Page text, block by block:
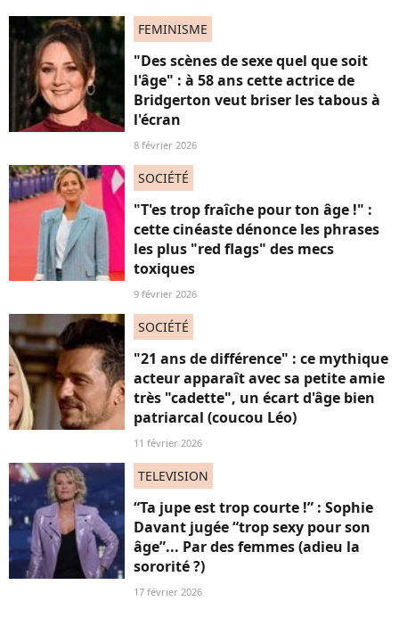
FEMINISME
"Des scènes de sexe quel que soit
l'âge" : à 58 ans cette actrice de
Bridgerton veut briser les tabous à
l'écran
8 février 2026
SOCIÉTÉ
"T'es trop fraîche pour ton âge !" :
cette cinéaste dénonce les phrases
les plus "red flags" des mecs
toxiques
9 février 2026
SOCIÉTÉ
"21 ans de différence" : ce mythique
acteur apparaît avec sa petite amie
très "cadette", un écart d'âge bien
patriarcal (coucou Léo)
11 février 2026
TELEVISION
“Ta jupe est trop courte !” : Sophie
Davant jugée “trop sexy pour son
âge”... Par des femmes (adieu la
sororité ?)
17 février 2026